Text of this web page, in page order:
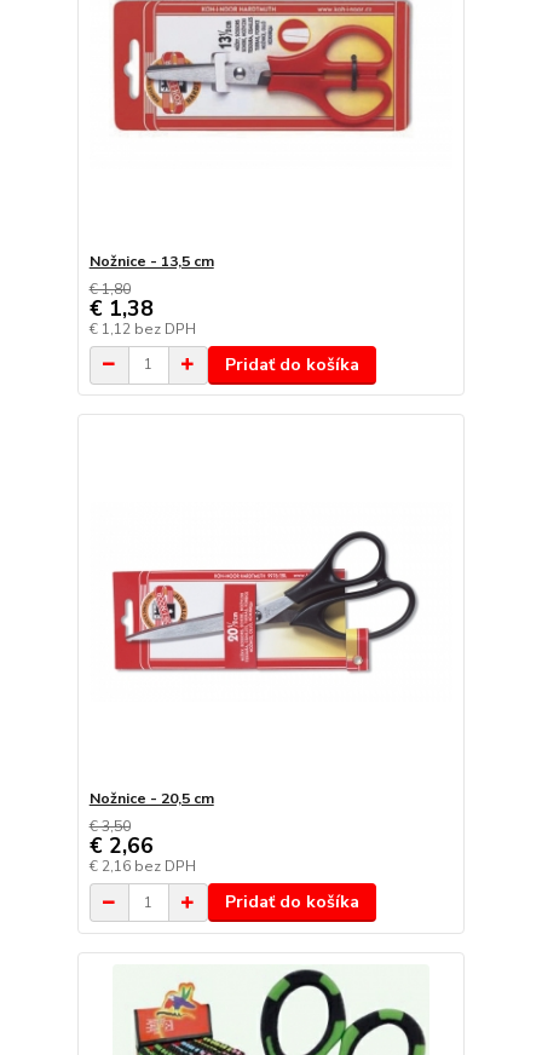
Nožnice - 13,5 cm
€ 1,80
€ 1,38
€ 1,12 bez DPH
Pridať do košíka
Nožnice - 20,5 cm
€ 3,50
€ 2,66
€ 2,16 bez DPH
Pridať do košíka